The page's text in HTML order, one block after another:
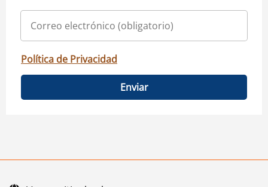
Política de Privacidad
Enviar